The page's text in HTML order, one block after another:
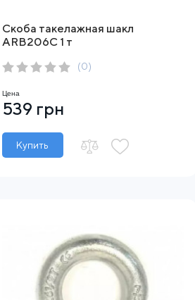
Скоба такелажная шакл
ARB206C 1 т
(0)
Цена
539 грн
Купить